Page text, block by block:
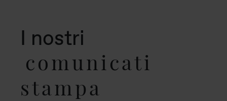
I nostri
comunicati
stampa